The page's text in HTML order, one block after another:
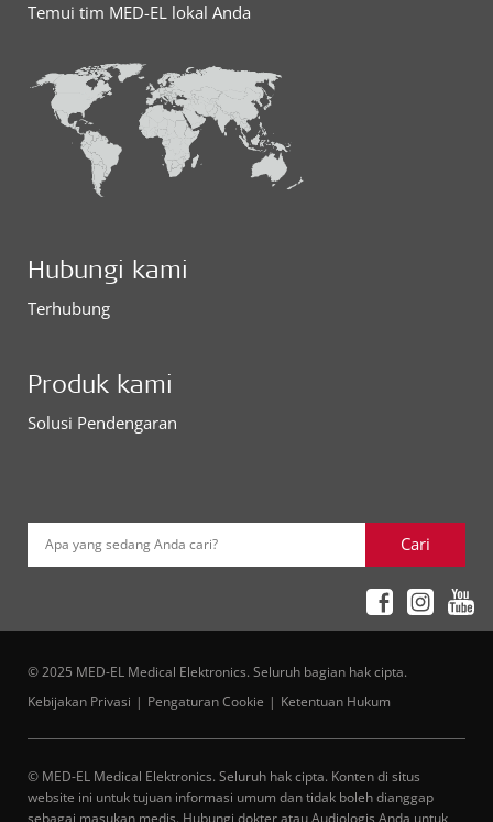
Temui tim MED-EL lokal Anda
Hubungi kami
Terhubung
Produk kami
Solusi Pendengaran
Apa yang sedang Anda cari? Cari
© 2025 MED-EL Medical Elektronics. Seluruh bagian hak cipta.
Kebijakan Privasi
Pengaturan Cookie Ketentuan Hukum
© MED-EL Medical Elektronics. Seluruh hak cipta. Konten di situs
website ini untuk tujuan informasi umum dan tidak boleh dianggap
sebagai masukan medis. Hubungi dokter atau Audiologis Anda untuk